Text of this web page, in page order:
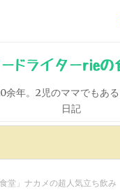
ドライターrieの
余年。2児のママでもあ
日記
食堂」ナカメの超人気立ち飲み